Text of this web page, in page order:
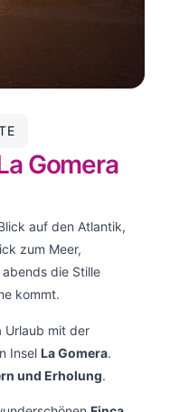
Gomera
auf den Atlantik,
zum Meer,
die Stille
kommt.
Urlaub mit der
Insel La Gomera.
und Erholung.